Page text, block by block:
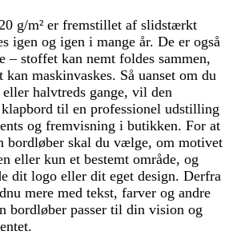
g/m² er fremstillet af slidstærkt
igen og igen i mange år. De er også
– stoffet kan nemt foldes sammen,
maskinvaskes. Så uanset om du
halvtreds gange, vil den
til en professionel udstilling
og fremvisning i butikken. For at
bordløber skal du vælge, om motivet
eller kun et bestemt område, og
dit logo eller dit eget design. Derfra
mere med tekst, farver og andre
bordløber passer til din vision og